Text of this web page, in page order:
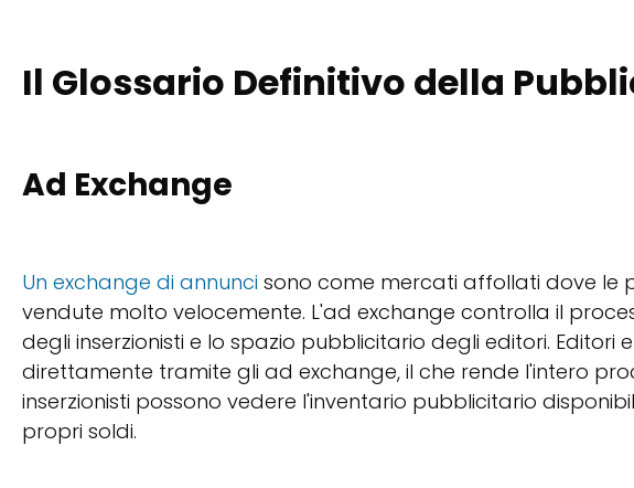
Il Glossario Definitivo della
Ad Exchange
Un exchange di annunci sono come mercati affollati dove le
vendute molto velocemente. L'ad exchange controlla il
degli inserzionisti e lo spazio pubblicitario degli editori. Editori
direttamente tramite gli ad exchange, il che rende l'intero
inserzionisti possono vedere l'inventario pubblicitario
propri soldi.